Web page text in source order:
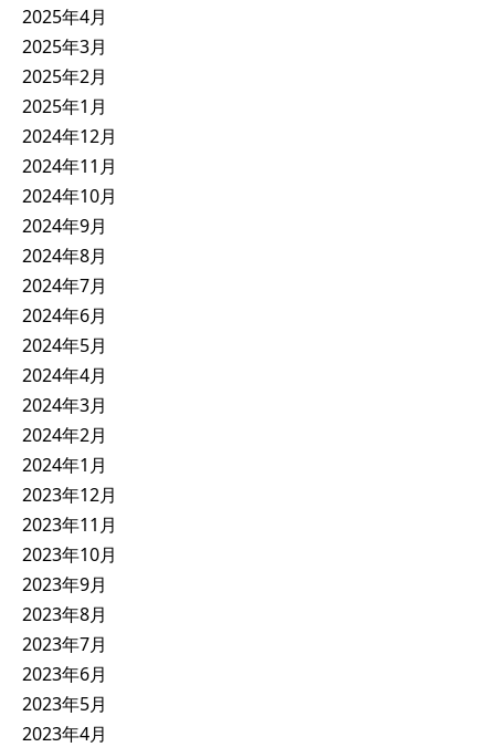
2025年4月
2025年3月
2025年2月
2025年1月
2024年12月
2024年11月
2024年10月
2024年9月
2024年8月
2024年7月
2024年6月
2024年5月
2024年4月
2024年3月
2024年2月
2024年1月
2023年12月
2023年11月
2023年10月
2023年9月
2023年8月
2023年7月
2023年6月
2023年5月
2023年4月